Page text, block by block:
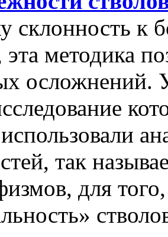
склонность к
эта методика
осложнений.
так
для